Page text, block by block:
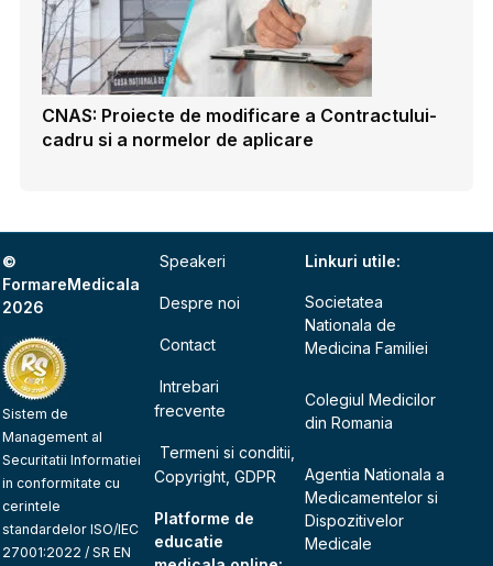
CNAS: Proiecte de modificare a Contractului-
cadru si a normelor de aplicare
©
FormareMedicala
2026
Sistem de
Management al
Securitatii Informatiei
in conformitate cu
cerintele
standardelor ISO/IEC
27001:2022 / SR EN
Speakeri
Despre noi
Contact
Intrebari
frecvente
Termeni si conditii,
Copyright, GDPR
Platforme de
educatie
Linkuri utile:
Societatea
Nationala de
Medicina Familiei
Colegiul Medicilor
din Romania
Agentia Nationala a
Medicamentelor si
Dispozitivelor
Medicale